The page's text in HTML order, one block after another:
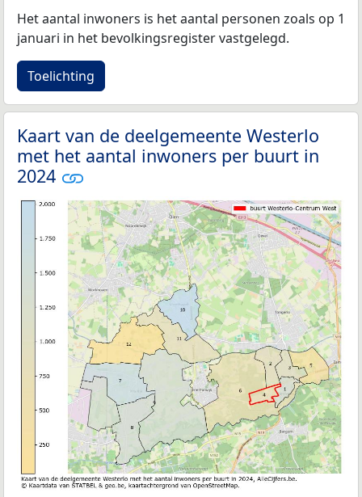
Het aantal inwoners is het aantal personen zoals op 1
januari in het bevolkingsregister vastgelegd.
Toelichting
Kaart van de deelgemeente Westerlo
met het aantal inwoners per buurt in
2024